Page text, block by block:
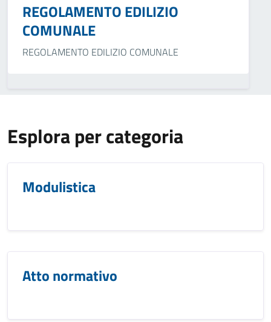
REGOLAMENTO EDILIZIO
COMUNALE
REGOLAMENTO EDILIZIO COMUNALE
Esplora per categoria
Modulistica
Atto normativo